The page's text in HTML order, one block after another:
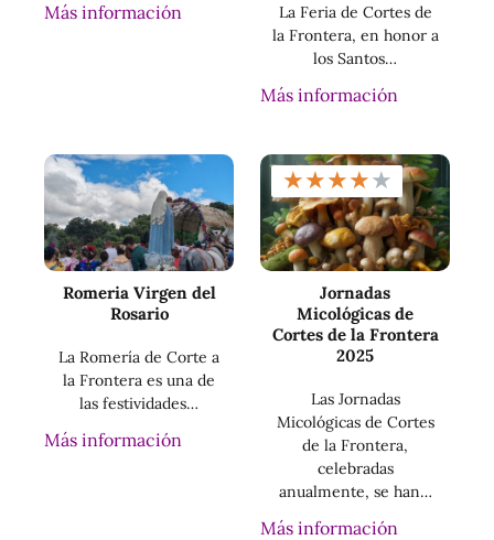
Más información
La Feria de Cortes de
la Frontera, en honor a
los Santos…
Más información
Romeria Virgen del
Rosario
La Romería de Corte a
la Frontera es una de
las festividades…
Más información
★★★★★
Jornadas
Micológicas de
Cortes de la Frontera
2025
Las Jornadas
Micológicas de Cortes
de la Frontera,
celebradas
anualmente, se han…
Más información